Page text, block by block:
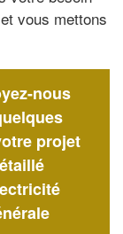
vous mettons
nous
projet